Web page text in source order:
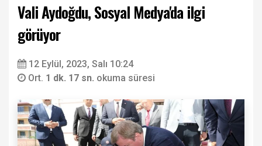
Vali Aydoğdu, Sosyal Medya'da ilgi
görüyor
12 Eylül, 2023, Salı 10:24
Ort. 1 dk. 17 sn. okuma süresi